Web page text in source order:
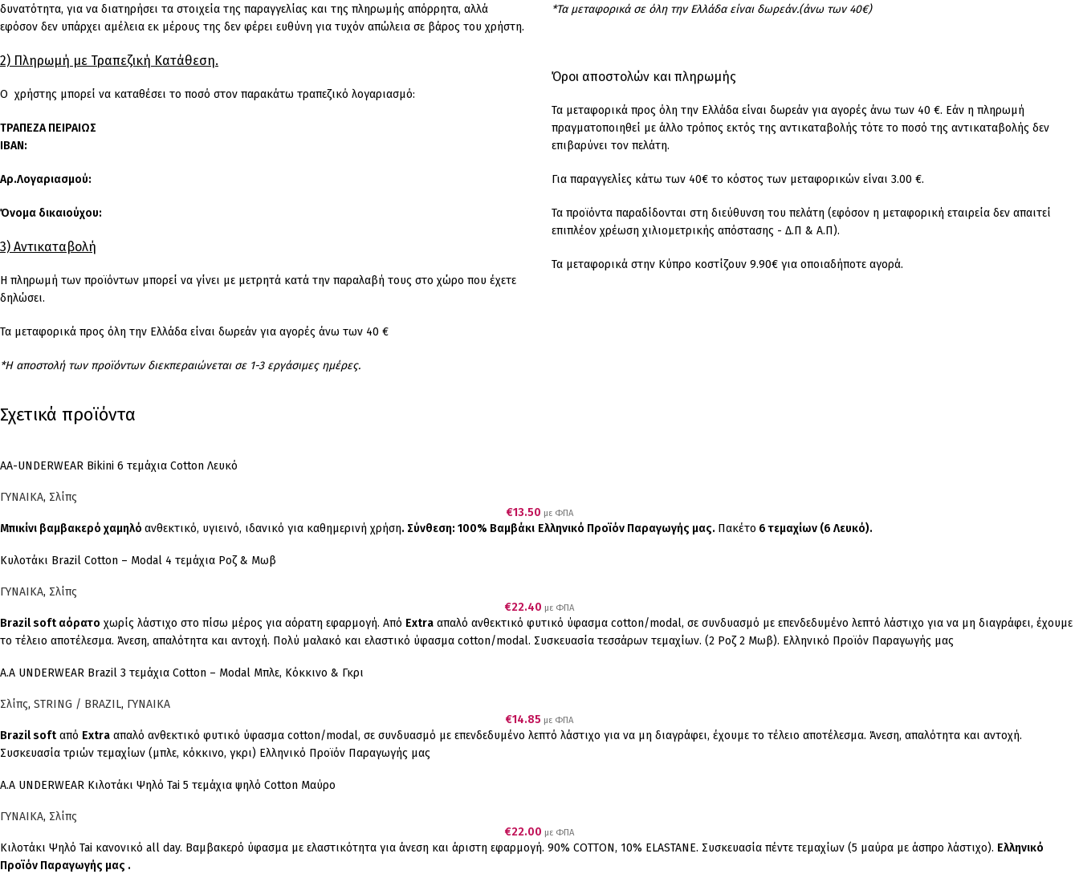
δυνατότητα, για να διατηρήσει τα στοιχεία της παραγγελίας και της πληρωμής απόρρητα, αλλά
εφόσον δεν υπάρχει αμέλεια εκ μέρους της δεν φέρει ευθύνη για τυχόν απώλεια σε βάρος του χρήστη.
2) Πληρωμή με Τραπεζική Κατάθεση.
Ο χρήστης μπορεί να καταθέσει το ποσό στον παρακάτω τραπεζικό λογαριασμό:
ΤΡΑΠΕΖΑ ΠΕΙΡΑΙΩΣ
IBAN:
Αρ.Λογαριασμού:
Όνομα δικαιούχου:
3) Αντικαταβολή
Η πληρωμή των προϊόντων μπορεί να γίνει με μετρητά κατά την παραλαβή τους στο χώρο που έχετε
δηλώσει.
Τα μεταφορικά προς όλη την Ελλάδα είναι δωρεάν για αγορές άνω των 40 €
*Η αποστολή των προϊόντων διεκπεραιώνεται σε 1-3 εργάσιμες ημέρες.
*Τα μεταφορικά σε όλη την Ελλάδα είναι δωρεάν.(άνω των 40€)
Όροι αποστολών και πληρωμής
Τα μεταφορικά προς όλη την Ελλάδα είναι δωρεάν για αγορές άνω των 40 €. Εάν η πληρωμή
πραγματοποιηθεί με άλλο τρόπος εκτός της αντικαταβολής τότε το ποσό της αντικαταβολής δεν
επιβαρύνει τον πελάτη.
Για παραγγελίες κάτω των 40€ το κόστος των μεταφορικών είναι 3.00 €.
Τα προϊόντα παραδίδονται στη διεύθυνση του πελάτη (εφόσον η μεταφορική εταιρεία δεν απαιτεί
επιπλέον χρέωση χιλιομετρικής απόστασης - Δ.Π & Α.Π).
Τα μεταφορικά στην Κύπρο κοστίζουν 9.90€ για οποιαδήποτε αγορά.
Σχετικά προϊόντα
AA-UNDERWEAR Bikini 6 τεμάχια Cotton Λευκό
ΓΥΝΑΙΚΑ, Σλίπς
€13.50 με ΦΠΑ
Μπικίνι βαμβακερό χαμηλό ανθεκτικό, υγιεινό, ιδανικό για καθημερινή χρήση. Σύνθεση: 100% Βαμβάκι Ελληνικό Προϊόν Παραγωγής μας. Πακέτο 6 τεμαχίων (6 Λευκό).
Κυλοτάκι Brazil Cotton – Modal 4 τεμάχια Ροζ & Μωβ
ΓΥΝΑΙΚΑ, Σλίπς
€22.40 με ΦΠΑ
Brazil soft αόρατο χωρίς λάστιχο στο πίσω μέρος για αόρατη εφαρμογή. Από Extra απαλό ανθεκτικό φυτικό ύφασμα cotton/modal, σε συνδυασμό με επενδεδυμένο λεπτό λάστιχο για να μη διαγράφει, έχουμε
το τέλειο αποτέλεσμα. Άνεση, απαλότητα και αντοχή. Πολύ μαλακό και ελαστικό ύφασμα cotton/modal. Συσκευασία τεσσάρων τεμαχίων. (2 Ροζ 2 Μωβ). Ελληνικό Προϊόν Παραγωγής μας
A.A UNDERWEAR Brazil 3 τεμάχια Cotton – Modal Μπλε, Κόκκινο & Γκρι
Σλίπς, STRING / BRAZIL, ΓΥΝΑΙΚΑ
€14.85 με ΦΠΑ
Brazil softαπό Extra απαλό ανθεκτικό φυτικό ύφασμα cotton/modal, σε συνδυασμό με επενδεδυμένο λεπτό λάστιχο για να μη διαγράφει, έχουμε το τέλειο αποτέλεσμα. Άνεση, απαλότητα και αντοχή.
Συσκευασία τριών τεμαχίων (μπλε, κόκκινο, γκρι) Ελληνικό Προϊόν Παραγωγής μας
A.A UNDERWEAR Κιλοτάκι Ψηλό Tai 5 τεμάχια ψηλό Cotton Μαύρο
ΓΥΝΑΙΚΑ, Σλίπς
€22.00 με ΦΠΑ
Κιλοτάκι Ψηλό Tai κανονικό all day. Βαμβακερό ύφασμα με ελαστικότητα για άνεση και άριστη εφαρμογή. 90% COTTON, 10% ELASTANE. Συσκευασία πέντε τεμαχίων (5 μαύρα με άσπρο λάστιχο). Ελληνικό
Προϊόν Παραγωγής μας .